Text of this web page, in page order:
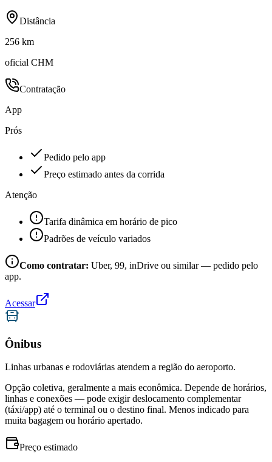
Distância
256 km
oficial CHM
Contratação
App
Prós
Pedido pelo app
Preço estimado antes da corrida
Atenção
Tarifa dinâmica em horário de pico
Padrões de veículo variados
Como contratar: Uber, 99, inDrive ou similar — pedido pelo
app.
Acessar
Ônibus
Linhas urbanas e rodoviárias atendem a região do aeroporto.
Opção coletiva, geralmente a mais econômica. Depende de horários,
linhas e conexões — pode exigir deslocamento complementar
(táxi/app) até o terminal ou o destino final. Menos indicado para
muita bagagem ou horário apertado.
Preço estimado